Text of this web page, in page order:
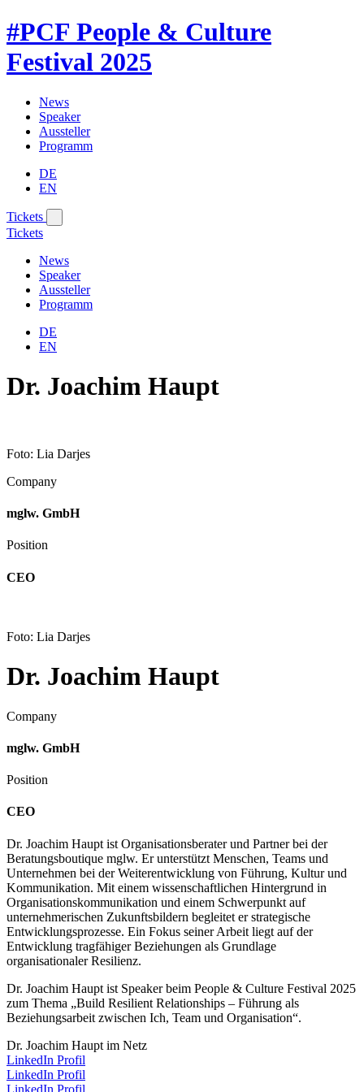
#PCF People & Culture
Festival 2025
News
Speaker
Aussteller
Programm
DE
EN
Tickets
Tickets
News
Speaker
Aussteller
Programm
DE
EN
Dr. Joachim Haupt
Foto: Lia Darjes
Company
mglw. GmbH
Position
CEO
Foto: Lia Darjes
Dr. Joachim Haupt
Company
mglw. GmbH
Position
CEO
Dr. Joachim Haupt ist Organisationsberater und Partner bei der
Beratungsboutique mglw. Er unterstützt Menschen, Teams und
Unternehmen bei der Weiterentwicklung von Führung, Kultur und
Kommunikation. Mit einem wissenschaftlichen Hintergrund in
Organisationskommunikation und einem Schwerpunkt auf
unternehmerischen Zukunftsbildern begleitet er strategische
Entwicklungsprozesse. Ein Fokus seiner Arbeit liegt auf der
Entwicklung tragfähiger Beziehungen als Grundlage
organisationaler Resilienz.
Dr. Joachim Haupt ist Speaker beim People & Culture Festival 2025
zum Thema „Build Resilient Relationships – Führung als
Beziehungsarbeit zwischen Ich, Team und Organisation“.
Dr. Joachim Haupt im Netz
LinkedIn Profil
LinkedIn Profil
LinkedIn Profil